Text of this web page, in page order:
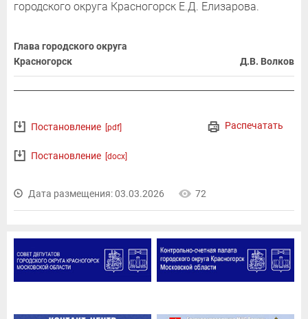
городского округа Красногорск Е.Д. Елизарова.
Глава городского округа
Красногорск
Д.В. Волков
Распечатать
Постановление [pdf]
Постановление [docx]
Дата размещения: 03.03.2026 72